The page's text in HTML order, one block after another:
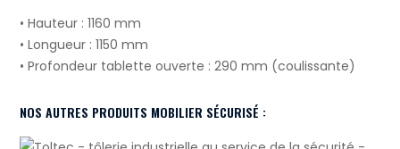
• Hauteur : 1160 mm
• Longueur : 1150 mm
• Profondeur tablette ouverte : 290 mm (coulissante)
NOS AUTRES PRODUITS MOBILIER SÉCURISÉ :